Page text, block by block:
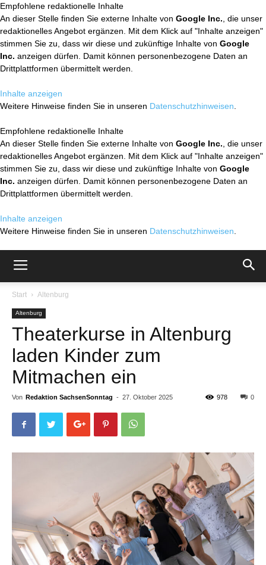
Empfohlene redaktionelle Inhalte
An dieser Stelle finden Sie externe Inhalte von Google Inc. , die unser
redaktionelles Angebot ergänzen. Mit dem Klick auf "Inhalte anzeigen"
stimmen Sie zu, dass wir diese und zukünftige Inhalte von Google
Inc. anzeigen dürfen. Damit können personenbezogene Daten an
Drittplattformen übermittelt werden.
Inhalte anzeigen
Weitere Hinweise finden Sie in unseren Datenschutzhinweisen
Empfohlene redaktionelle Inhalte
An dieser Stelle finden Sie externe Inhalte von Google Inc. , die unser
redaktionelles Angebot ergänzen. Mit dem Klick auf "Inhalte anzeigen"
stimmen Sie zu, dass wir diese und zukünftige Inhalte von Google
Inc. anzeigen dürfen. Damit können personenbezogene Daten an
Drittplattformen übermittelt werden.
Inhalte anzeigen
Weitere Hinweise finden Sie in unseren Datenschutzhinweisen
Start Altenburg
Altenburg
Theaterkurse in Altenburg
laden Kinder zum
Mitmachen ein
Von Redaktion SachsenSonntag - 27. Oktober 2025 0
978